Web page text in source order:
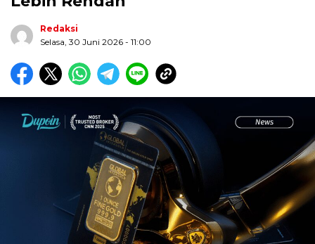
Redaksi
Selasa, 30 Juni 2026 - 11:00